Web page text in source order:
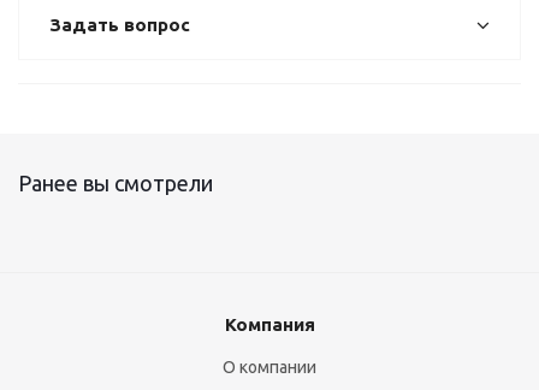
Задать вопрос
Ранее вы смотрели
Компания
О компании